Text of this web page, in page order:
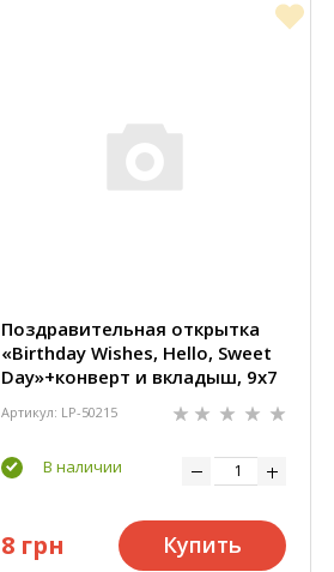
Поздравительная открытка
«Birthday Wishes, Hello, Sweet
Day»+конверт и вкладыш, 9х7
Артикул: LP-50215
В наличии
8 грн Купить